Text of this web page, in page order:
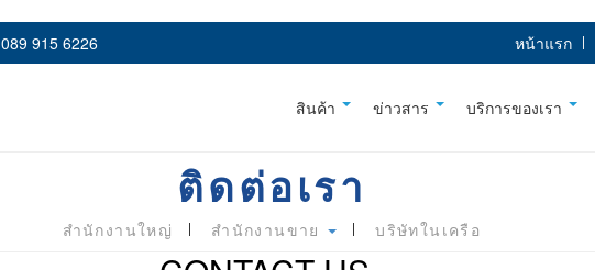
089 915 6226 หน้าแรก
สินค้า ข่าวสาร บริการของเรา
ติดต่อเรา
สำนักงานใหญ่ สำนักงานขาย บริษัทในเครือ